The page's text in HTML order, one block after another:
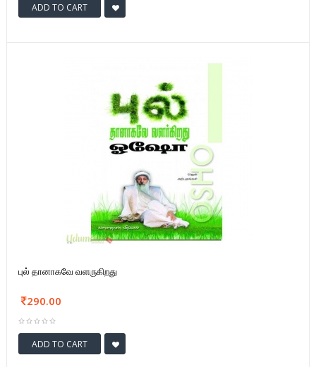
ADD TO CART
புல் தானாகவே வளருகிறது
290.00
ADD TO CART